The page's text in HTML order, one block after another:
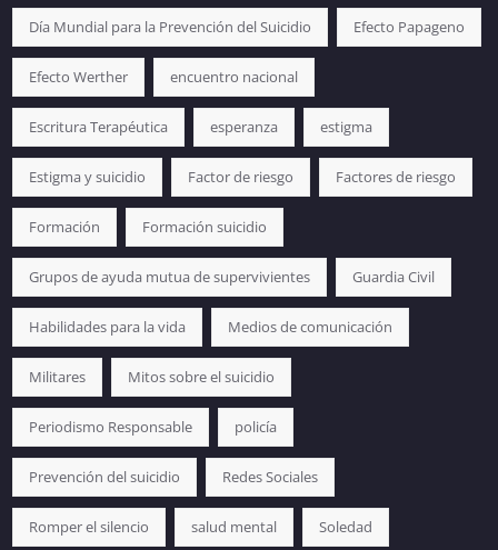
Día Mundial para la Prevención del Suicidio Efecto Papageno
Efecto Werther encuentro nacional
Escritura Terapéutica esperanza estigma
Estigma y suicidio Factor de riesgo Factores de riesgo
Formación Formación suicidio
Grupos de ayuda mutua de supervivientes Guardia Civil
Habilidades para la vida Medios de comunicación
Militares Mitos sobre el suicidio
Periodismo Responsable policía
Prevención del suicidio Redes Sociales
Romper el silencio salud mental Soledad